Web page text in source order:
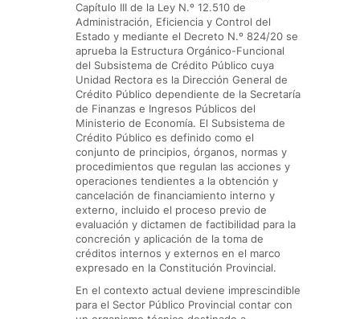
Capítulo III de la Ley N.º 12.510 de
Administración, Eficiencia y Control del
Estado y mediante el Decreto N.º 824/20 se
aprueba la Estructura Orgánico-Funcional
del Subsistema de Crédito Público cuya
Unidad Rectora es la Dirección General de
Crédito Público dependiente de la Secretaría
de Finanzas e Ingresos Públicos del
Ministerio de Economía. El Subsistema de
Crédito Público es definido como el
conjunto de principios, órganos, normas y
procedimientos que regulan las acciones y
operaciones tendientes a la obtención y
cancelación de financiamiento interno y
externo, incluido el proceso previo de
evaluación y dictamen de factibilidad para la
concreción y aplicación de la toma de
créditos internos y externos en el marco
expresado en la Constitución Provincial.
En el contexto actual deviene imprescindible
para el Sector Público Provincial contar con